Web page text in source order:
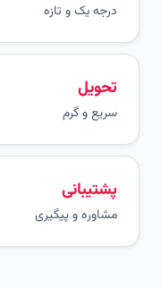
درجه یک و تازه
سریع و گرم
پشتیبانی
مشاوره و پیگیری